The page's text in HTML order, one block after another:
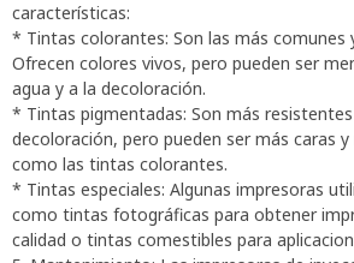
características:
* Tintas colorantes: Son las más comunes
Ofrecen colores vivos, pero pueden ser
agua y a la decoloración.
* Tintas pigmentadas: Son más
decoloración, pero pueden ser más caras
como las tintas colorantes.
* Tintas especiales: Algunas impresoras
como tintas fotográficas para obtener
calidad o tintas comestibles para